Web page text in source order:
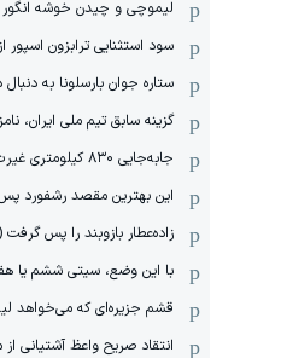
لیموچی و چیدن خوشه انگور
سود استثنایی ترابزون اسپور
ستاره جوان بارسلونا به
گزینه سابق تیم ملی ایران،
جابه‌جایی ۸۳۰ کیلومتری غیرت به‌خاطر کانیه وست!
این بهترین مقصد رشفورد
زاده‌عطار بازوبند را پس
با این وضع، سیتی ششم یا
قشم جزیره‌ای که می‌خواهد
انتقاد صریح واعظ آشتیانی